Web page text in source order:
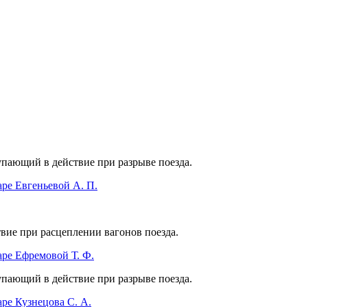
в действие при разрыве поезда.
Евгеньевой А. П.
при расцеплении вагонов поезда.
Ефремовой Т. Ф.
в действие при разрыве поезда.
Кузнецова С. А.